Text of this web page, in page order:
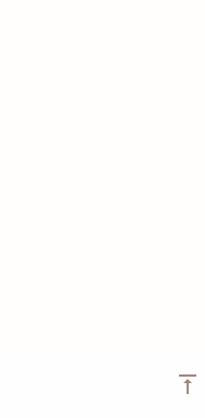
vertical_align_top